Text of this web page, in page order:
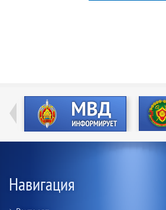
Навигация